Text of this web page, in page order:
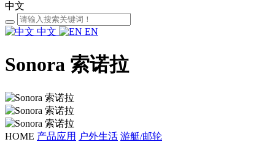
中文
中文 EN
Sonora 索诺拉
HOME 产品应用 户外生活 游艇/邮轮